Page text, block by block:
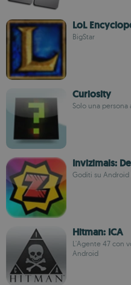
LoL
BigStar
Curiosity
Solo una
Invizimals:
Goditi su
Hitman: ICA
L'Agente 47 con
Android